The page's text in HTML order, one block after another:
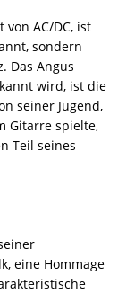
AC/DC, ist
sondern
Das Angus
wird, ist die
seiner Jugend,
Gitarre spielte,
Teil seines
eine Hommage